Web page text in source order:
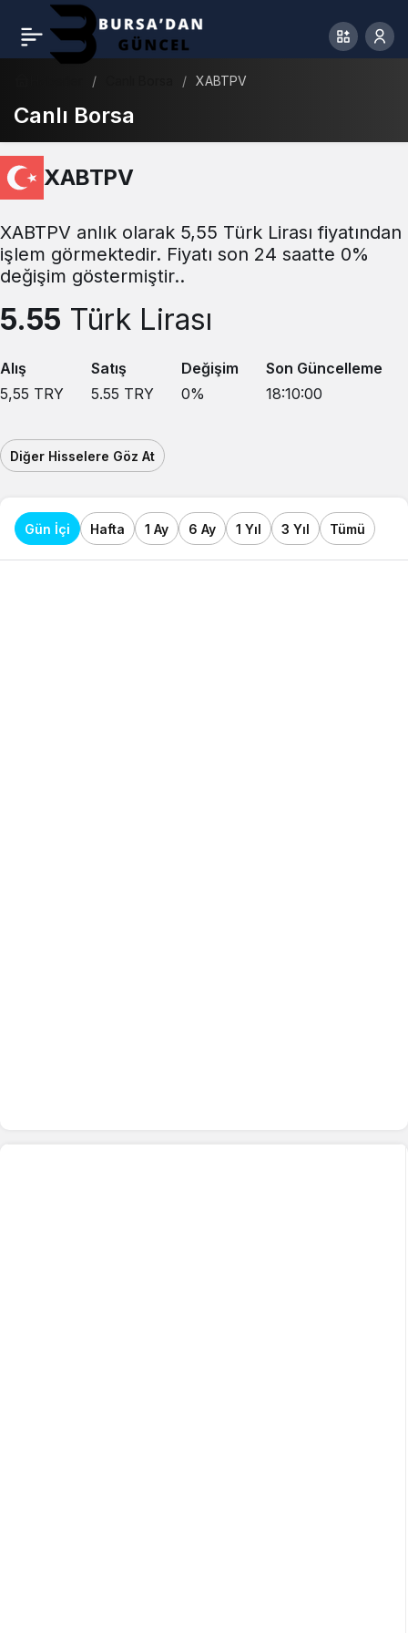
XABTPV
Canlı Borsa
XABTPV
XABTPV anlık olarak 5,55 Türk Lirası fiyatından
işlem görmektedir. Fiyatı son 24 saatte 0%
değişim göstermiştir..
5.55 Türk Lirası
Alış
5,55 TRY
Satış
5.55 TRY
Değişim
0%
Son Güncelleme
18:10:00
Diğer Hisselere Göz At
Gün İçi Hafta 1 Ay 6 Ay 1 Yıl 3 Yıl Tümü